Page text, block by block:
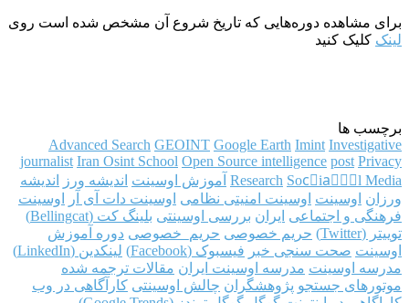
برای مشاهده دوره‌هایی که تاریخ شروع آن مشخص شده است روی
لینک کلیک کنید
برچسب ها
Advanced Search GEOINT Google Earth Imint Investigative
journalist Iran Osint School Open Source intelligence post Privacy
Research Socَiaَََl Media آموزش اوسینت اندیشه ورز
اندیشه
ورزان اوسینت اوسینت امنیتی نظامی اوسینت دات آی آر
اوسینت
فرهنگی و اجتماعی ایران بررسی اوسینتی بلینگ کت (Bellingcat)
توییتر (Twitter)
حریم خصوصی حریم_خصوصی دوره آموزش
اوسینت صحت سنجی خبر فیسبوک (Facebook)
لینکدین (LinkedIn)
مدرسه اوسینت مدرسه اوسینت ایران مقالات ترجمه شده
موتورهای جستجو پژوهشگران چالش اوسینتی کارآگاهی در وب